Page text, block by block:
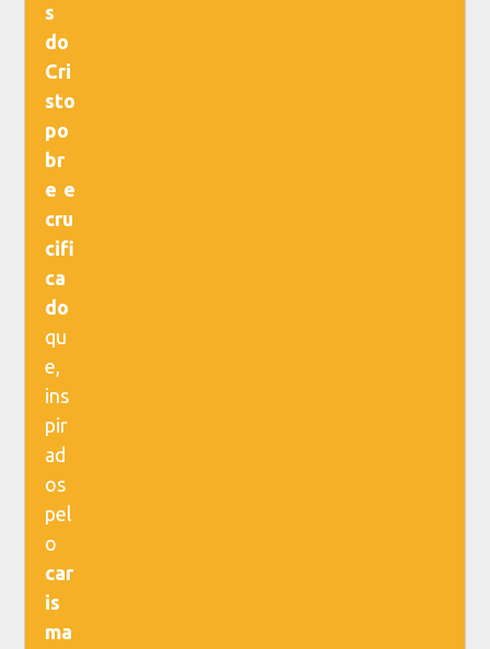
s
do
Cri
sto
po
br
e e
cru
cifi
ca
do
qu
e,
ins
pir
ad
os
pel
o
car
is
ma